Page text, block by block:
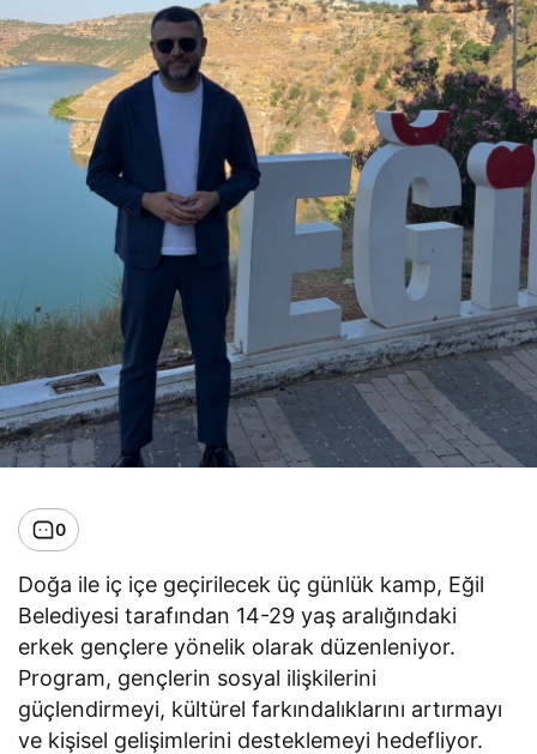
0
Doğa ile iç içe geçirilecek üç günlük kamp, Eğil
Belediyesi tarafından 14-29 yaş aralığındaki
erkek gençlere yönelik olarak düzenleniyor.
Program, gençlerin sosyal ilişkilerini
güçlendirmeyi, kültürel farkındalıklarını artırmayı
ve kişisel gelişimlerini desteklemeyi hedefliyor.